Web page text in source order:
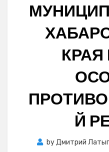
Й
byДмитрий